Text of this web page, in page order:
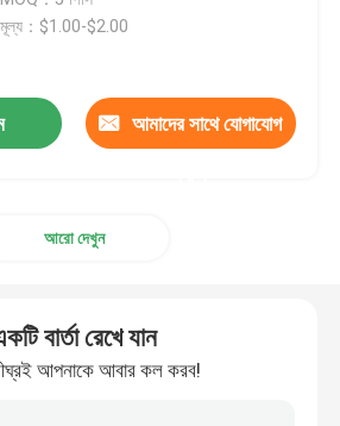
মূল্য：$1.00-$2.00
আমাদের সাথে যোগাযোগ
আরো দেখুন
বার্তা রেখে যান
আপনাকে আবার কল করব!